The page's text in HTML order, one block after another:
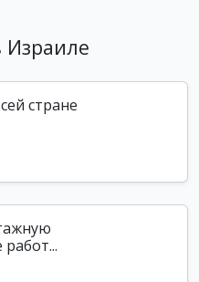
Израиле
стране